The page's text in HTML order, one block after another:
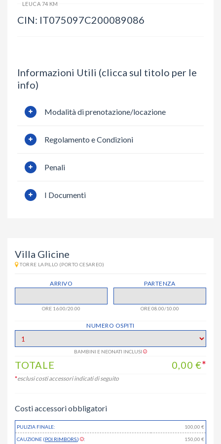
LEUCA 74 KM
CIN: IT075097C200089086
Informazioni Utili (clicca sul titolo per le
info)
Modalità di prenotazione/locazione
Regolamento e Condizioni
Penali
I Documenti
Villa Glicine
TORRE LAPILLO (PORTO CESAREO)
ARRIVO
ORE 16.00/20.00
PARTENZA
ORE 08.00/10.00
NUMERO OSPITI
BAMBINI E NEONATI INCLUSI
TOTALE 0,00 €*
*esclusi costi accessori indicati di seguito
Costi accessori obbligatori
PULIZIA FINALE: 100,00 €
CAUZIONE (POI RIMBORS.) : 150,00 €